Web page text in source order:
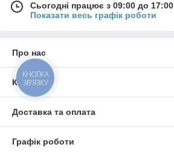
Сьогодні працює з 09:00 до 17:00
Показати весь графік роботи
Про нас
Контакти
Доставка та оплата
Графік роботи
КНОПКА
ЗВ'ЯЗКУ